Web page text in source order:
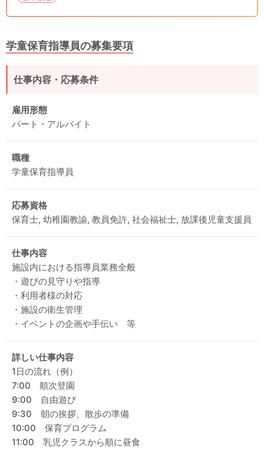
学童保育指導員の募集要項
仕事内容・応募条件
雇用形態
パート・アルバイト
職種
学童保育指導員
応募資格
保育士, 幼稚園教諭, 教員免許, 社会福祉士, 放課後児童支援員
仕事内容
施設内における指導員業務全般
・遊びの見守りや指導
・利用者様の対応
・施設の衛生管理
・イベントの企画や手伝い 等
詳しい仕事内容
1日の流れ（例）
7:00 順次登園
9:00 自由遊び
9:30 朝の挨拶、散歩の準備
10:00 保育プログラム
11:00 乳児クラスから順に昼食